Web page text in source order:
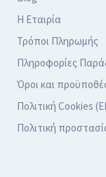
Η Εταιρία
Τρόποι Πληρωμής
Πληροφορίες
Όροι και
Πολιτική Cookies
Πολιτική